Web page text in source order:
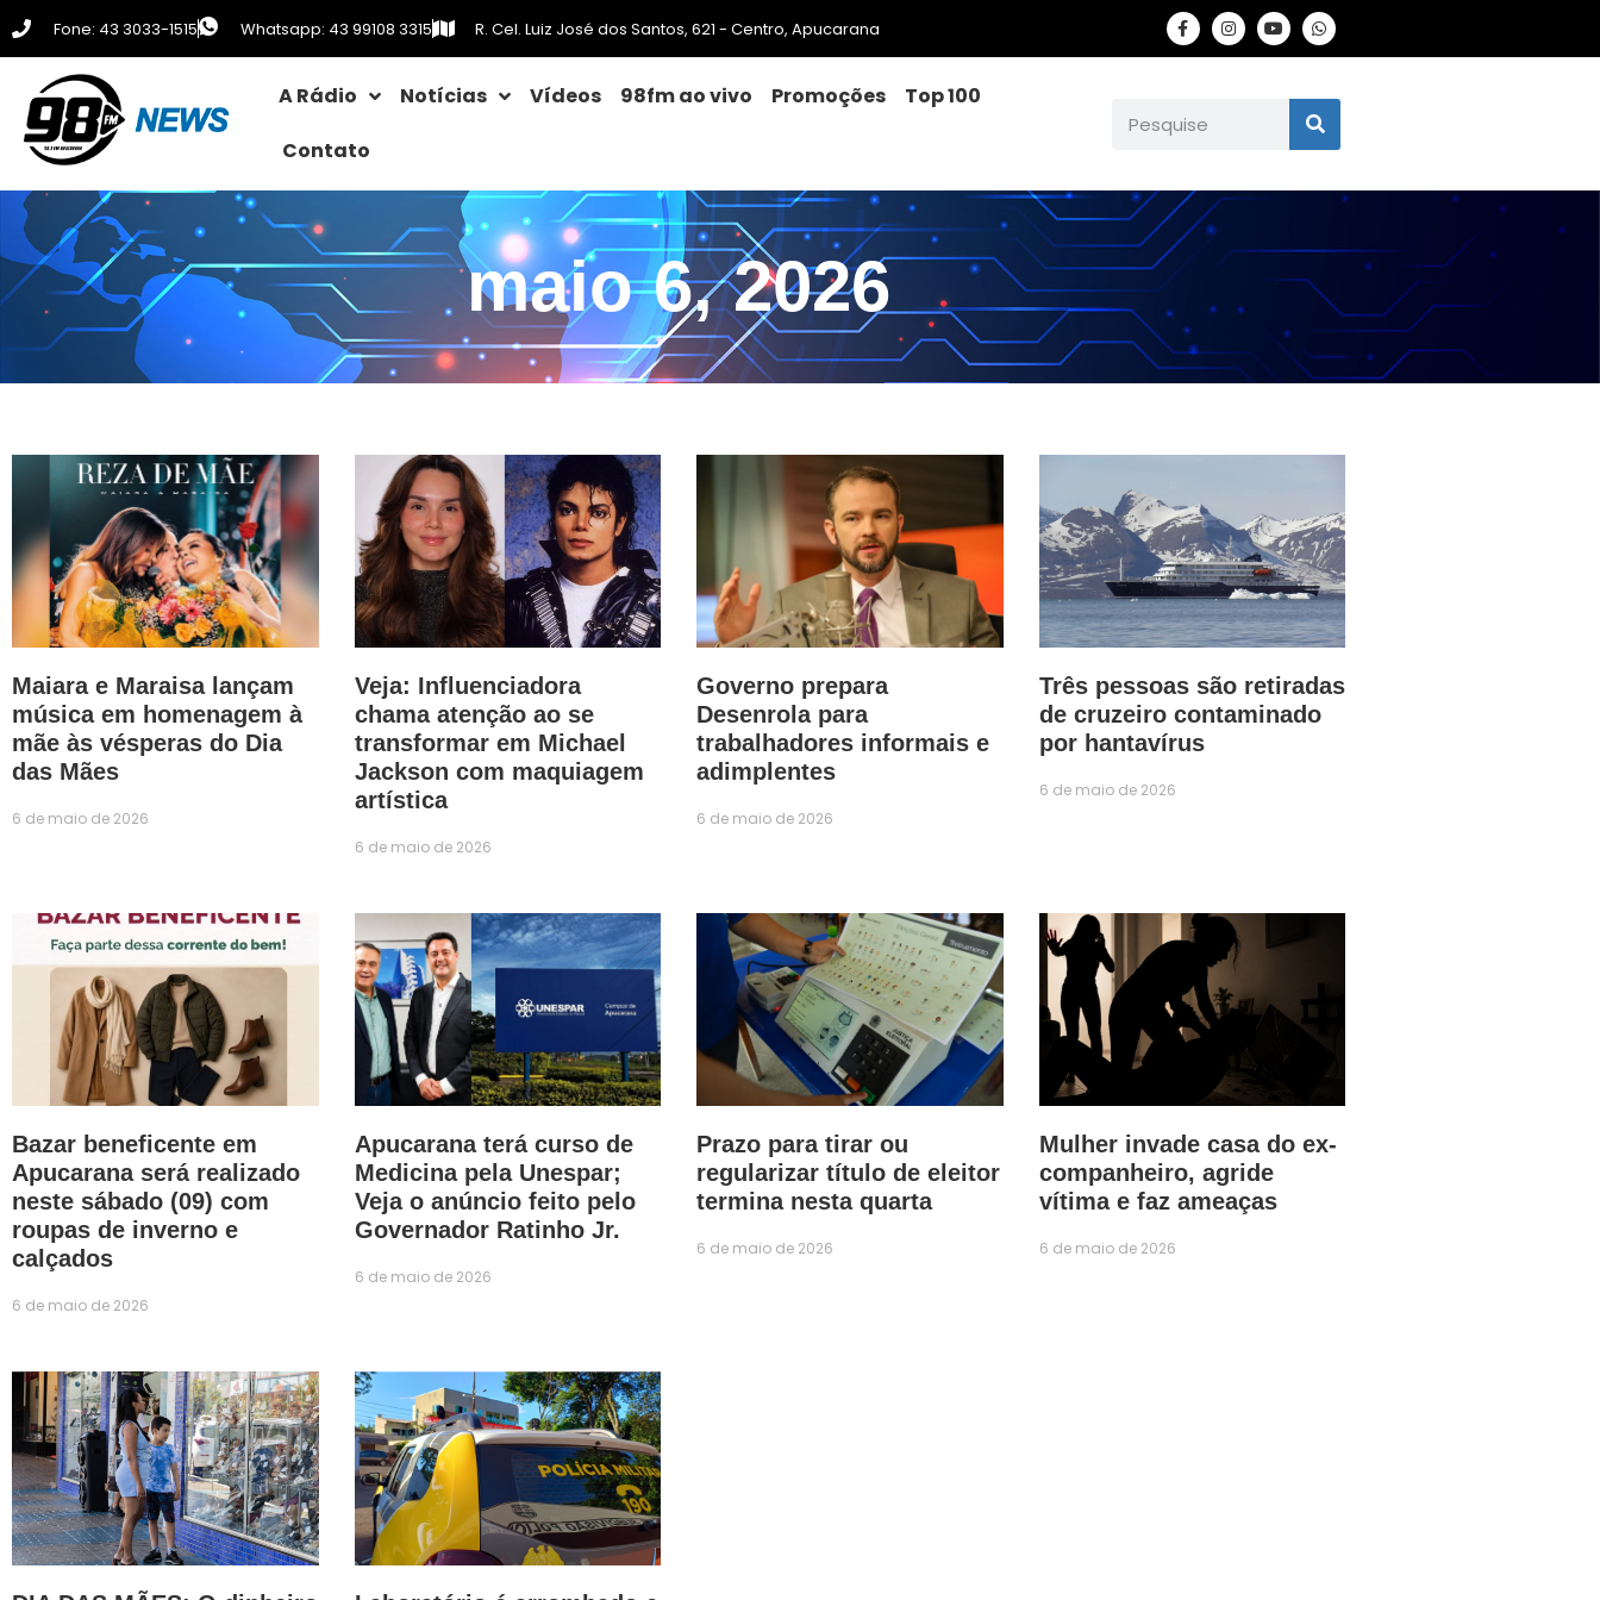
Fone: 43 3033-1515 Whatsapp: 43 99108 3315 R. Cel. Luiz José dos Santos, 621 - Centro, Apucarana
A Rádio Notícias Vídeos 98fm ao vivo Promoções
Top 100
Contato
maio 6, 2026
Maiara e Maraisa lançam
música em homenagem à
mãe às vésperas do Dia
das Mães
6 de maio de 2026
Veja: Influenciadora
chama atenção ao se
transformar em Michael
Jackson com maquiagem
artística
6 de maio de 2026
Governo prepara
Desenrola para
trabalhadores informais e
adimplentes
6 de maio de 2026
Três pessoas são retiradas
de cruzeiro contaminado
por hantavírus
6 de maio de 2026
Bazar beneficente em
Apucarana será realizado
neste sábado (09) com
roupas de inverno e
calçados
6 de maio de 2026
Apucarana terá curso de
Medicina pela Unespar;
Veja o anúncio feito pelo
Governador Ratinho Jr.
6 de maio de 2026
Prazo para tirar ou
regularizar título de eleitor
termina nesta quarta
6 de maio de 2026
Mulher invade casa do ex-
companheiro, agride
vítima e faz ameaças
6 de maio de 2026